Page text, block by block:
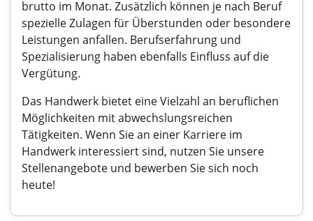
brutto im Monat. Zusätzlich können je nach Beruf
spezielle Zulagen für Überstunden oder besondere
Leistungen anfallen. Berufserfahrung und
Spezialisierung haben ebenfalls Einfluss auf die
Vergütung.
Das Handwerk bietet eine Vielzahl an beruflichen
Möglichkeiten mit abwechslungsreichen
Tätigkeiten. Wenn Sie an einer Karriere im
Handwerk interessiert sind, nutzen Sie unsere
Stellenangebote und bewerben Sie sich noch
heute!